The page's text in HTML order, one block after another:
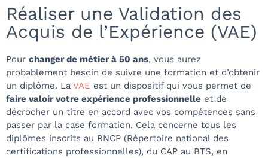
Réaliser une Validation des
Acquis de l’Expérience (VAE)
Pour changer de métier à 50 ans, vous aurez
probablement besoin de suivre une formation et d’obtenir
un diplôme. La VAE est un dispositif qui vous permet de
faire valoir votre expérience professionnelle et de
décrocher un titre en accord avec vos compétences sans
passer par la case formation. Cela concerne tous les
diplômes inscrits au RNCP (Répertoire national des
certifications professionnelles), du CAP au BTS, en